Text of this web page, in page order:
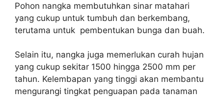
Pohon nangka membutuhkan sinar matahari
yang cukup untuk tumbuh dan berkembang,
terutama untuk pembentukan bunga dan buah.
Selain itu, nangka juga memerlukan curah hujan
yang cukup sekitar 1500 hingga 2500 mm per
tahun. Kelembapan yang tinggi akan membantu
mengurangi tingkat penguapan pada tanaman